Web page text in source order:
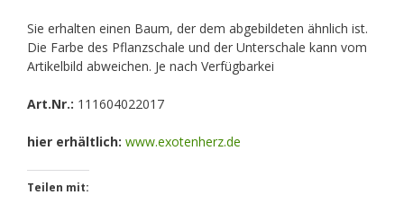
Sie erhalten einen Baum, der dem abgebildeten ähnlich ist.
Die Farbe des Pflanzschale und der Unterschale kann vom
Artikelbild abweichen. Je nach Verfügbarkei
Art.Nr.: 111604022017
hier erhältlich: www.exotenherz.de
Teilen mit: